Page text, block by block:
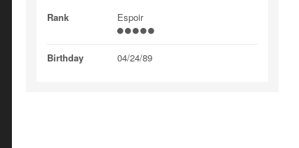
Rank Espoir
Birthday 04/24/89